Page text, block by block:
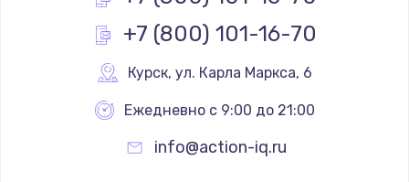
+7 (800) 101-16-70
Курск, ул. Карла Маркса, 6
Ежедневно с 9:00 до 21:00
info@action-iq.ru